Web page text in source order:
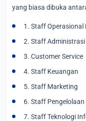
yang biasa dibuka
1. Staff Operasional
2. Staff Administrasi
3. Customer Service
4. Staff Keuangan
5. Staff Marketing
6. Staff
7. Staff Teknologi